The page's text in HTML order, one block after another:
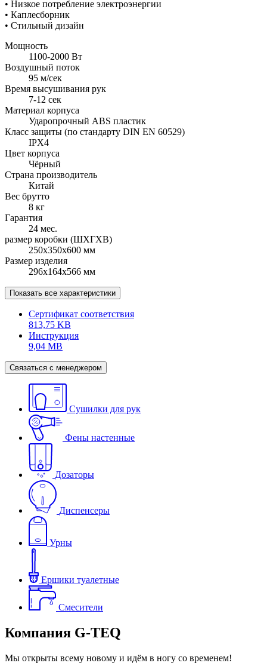
• Низкое потребление электроэнергии
• Каплесборник
• Стильный дизайн
Мощность
1100-2000 Вт
Воздушный поток
95 м/сек
Время высушивания рук
7-12 сек
Материал корпуса
Ударопрочный ABS пластик
Класс защиты (по стандарту DIN EN 60529)
IPX4
Цвет корпуса
Чёрный
Страна производитель
Китай
Вес брутто
8 кг
Гарантия
24 мес.
размер коробки (ШХГХВ)
250х350х600 мм
Размер изделия
296х164х566 мм
Показать все характеристики
Сертификат соответствия
813,75 KB
Инструкция
9,04 MB
Связаться с менеджером
Сушилки для рук
Фены настенные
Дозаторы
Диспенсеры
Урны
Ершики туалетные
Смесители
Компания G-TEQ
Мы открыты всему новому и идём в ногу со временем!